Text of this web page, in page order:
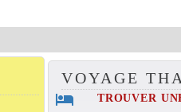
VOYAGE
hotel TROUVER